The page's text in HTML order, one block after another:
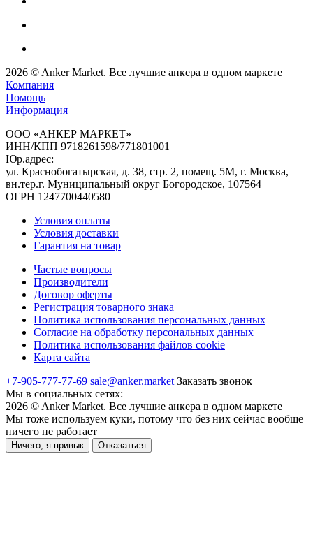
2026 © Anker Market. Все лучшие анкера в одном маркете
Компания
Помощь
Информация
ООО «АНКЕР МАРКЕТ»
ИНН/КПП 9718261598/771801001
Юр.адрес:
ул. Краснобогатырская, д. 38, стр. 2, помещ. 5М, г. Москва,
вн.тер.г. Муниципальный округ Богородское, 107564
ОГРН 1247700440580
Условия оплаты
Условия доставки
Гарантия на товар
Частые вопросы
Производители
Договор оферты
Регистрация товарного знака
Политика использования персональных данных
Согласие на обработку персональных данных
Политика использования файлов cookie
Карта сайта
+7-905-777-77-69 sale@anker.market Заказать звонок
Мы в социальных сетях:
2026 © Anker Market. Все лучшие анкера в одном маркете
Мы тоже используем куки, потому что без них сейчас вообще
ничего не работает
Ничего, я привык Отказаться